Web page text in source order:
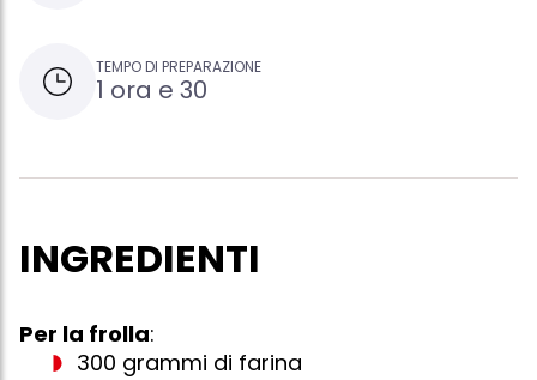
TEMPO DI PREPARAZIONE
1 ora e 30
INGREDIENTI
Per la frolla:
300 grammi di farina